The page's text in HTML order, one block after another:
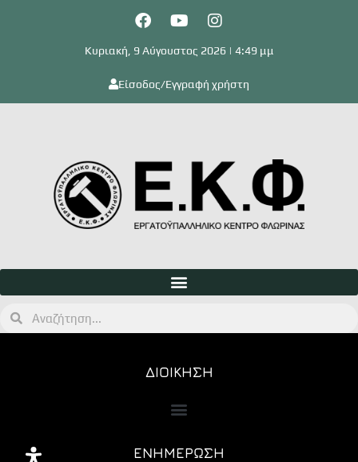
Κυριακή, 9 Αύγουστος 2026 | 4:49 μμ
Είσοδος/Εγγραφή χρήστη
ΔΙΟΙΚΗΣΗ
ΕΝΗΜΕΡΩΣΗ